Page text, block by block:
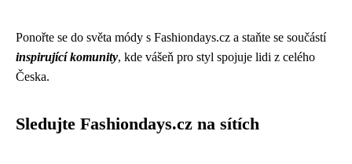
Ponořte se do světa módy s Fashiondays.cz a staňte se součástí
inspirující komunity, kde vášeň pro styl spojuje lidi z celého
Česka.
Sledujte Fashiondays.cz na sítích